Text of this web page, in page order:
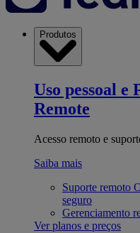
Produtos
Uso pessoal e
Remote
Acesso remoto e
Saiba mais
Suporte remoto
seguro
Gerenciamento
Ver planos e preços